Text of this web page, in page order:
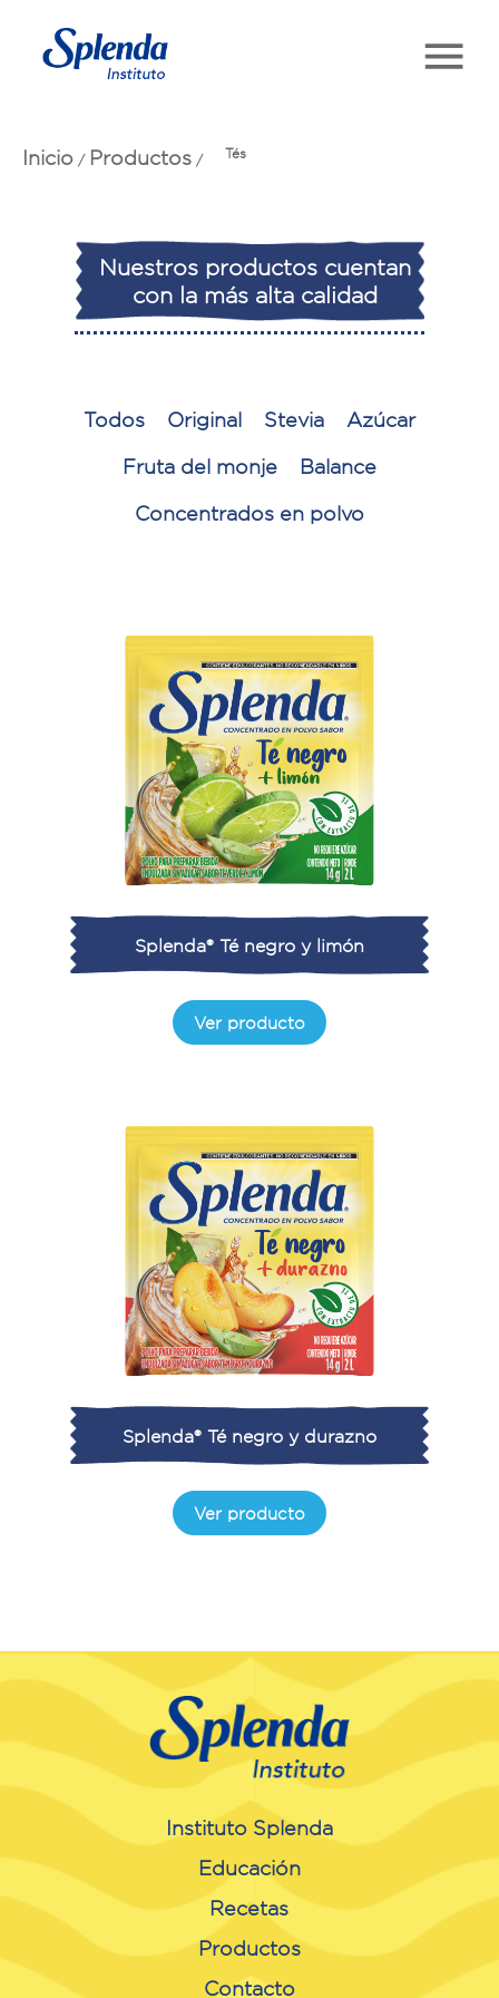
Inicio / Productos / Tés
Nuestros productos cuentan
con la más alta calidad
Todos Original Stevia
Azúcar
Fruta del monje
Balance
Concentrados en polvo
Splenda® Té negro y limón
Ver producto
Splenda® Té negro y durazno
Ver producto
Instituto Splenda
Educación
Recetas
Productos
Contacto